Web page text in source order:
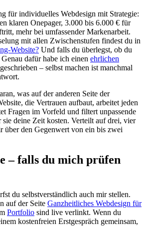
für individuelles Webdesign mit Strategie:
klaren Onepager, 3.000 bis 6.000 € für
mehr bei umfassender Markenarbeit.
mit allen Zwischenstufen findest du in
Website? Und falls du überlegst, ob du
dafür habe ich einen ehrlichen
geschrieben – selbst machen ist manchmal
was auf der anderen Seite der
die Vertrauen aufbaut, arbeitet jeden
Fragen im Vorfeld und filtert unpassende
sie deine Zeit kosten. Verteilt auf drei, vier
über den Gegenwert von ein bis zwei
– falls du mich prüfen
du selbstverständlich auch mir stellen.
auf der Seite Ganzheitliches Webdesign für
Portfolio sind live verlinkt. Wenn du
kostenfreien Erstgespräch gemeinsam,